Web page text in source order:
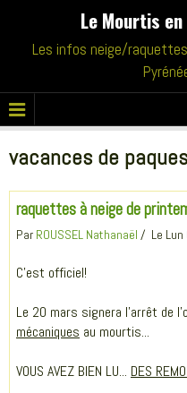
Le Mourtis
Les infos neige/
vacances de paques
raquettes à neige de
Par ROUSSEL Nathanaël Le
C'est officiel!
Le 20 mars signera l'arrêt de
mécaniques au mourtis...
VOUS AVEZ BIEN LU... DES